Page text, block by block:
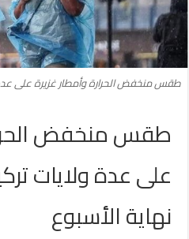
طقس منخفض الحرارة وأمطار غزيرة على
طقس منخفض
على عدة ولايات
نهاية الأسبوع